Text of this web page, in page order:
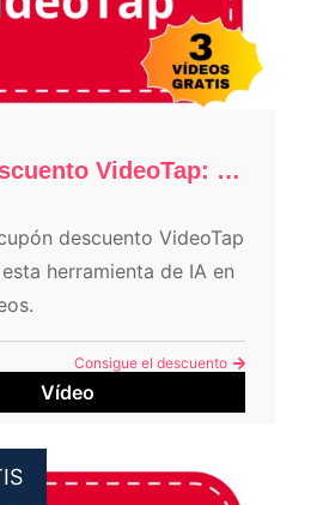
Cupón descuento VideoTap: 3 vídeos GRATIS
descuento VideoTap
herramienta de IA en
Consigue el descuento
Vídeo